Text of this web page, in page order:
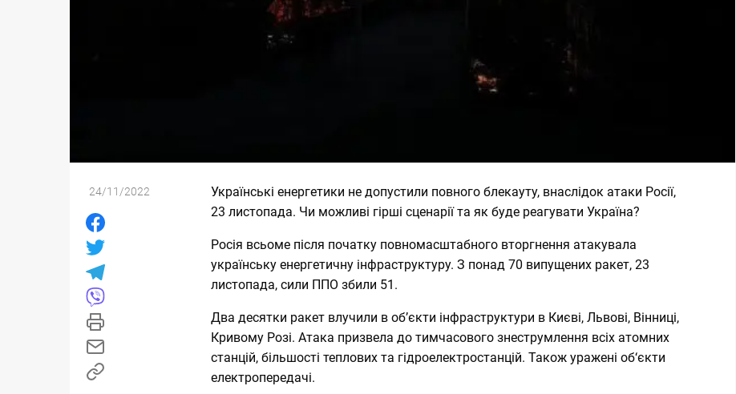
24/11/2022 Українські енергетики не допустили повного блекауту, внаслідок атаки Росії,
23 листопада. Чи можливі гірші сценарії та як буде реагувати Україна?
Росія всьоме після початку повномасштабного вторгнення атакувала
українську енергетичну інфраструктуру. З понад 70 випущених ракет, 23
листопада, сили ППО збили 51.
Два десятки ракет влучили в обʼєкти інфраструктури в Києві, Львові, Вінниці,
Кривому Розі. Атака призвела до тимчасового знеструмлення всіх атомних
станцій, більшості теплових та гідроелектростанцій. Також уражені об‘єкти
електропередачі.